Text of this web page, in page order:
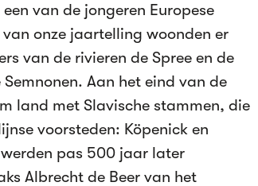
van de jongeren Europese
onze jaartelling woonden er
van de rivieren de Spree en de
Aan het eind van de
land met Slavische stammen, die
voorsteden: Köpenick en
pas 500 jaar later
Albrecht de Beer van het